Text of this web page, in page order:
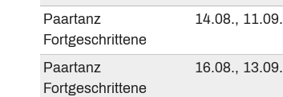
Paartanz
Fortgeschrittene
14.08., 11.09.
Paartanz
Fortgeschrittene
16.08., 13.09.